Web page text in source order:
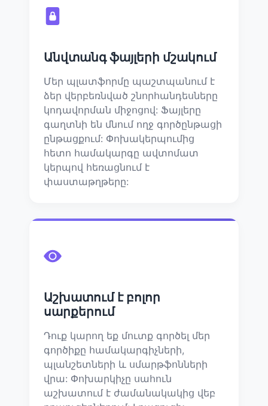
Անվտանգ ֆայլերի մշակում
Մեր պլատֆորմը պաշտպանում է
ձեր վերբեռնված շնորհանդեսները
կոդավորման միջոցով: Ֆայլերը
գաղտնի են մնում ողջ գործընթացի
ընթացքում: Փոխակերպումից
հետո համակարգը ավտոմատ
կերպով հեռացնում է
փաստաթղթերը:
Աշխատում է բոլոր
սարքերում
Դուք կարող եք մուտք գործել մեր
գործիքը համակարգիչների,
պլանշետների և սմարթֆոնների
վրա: Փոխարկիչը սահուն
աշխատում է ժամանակակից վեբ